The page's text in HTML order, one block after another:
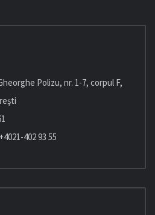
Polizu, nr. 1-7, corpul F,
402 93 55